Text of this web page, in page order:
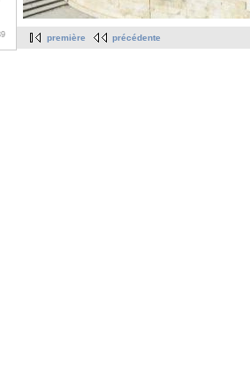
première précédente